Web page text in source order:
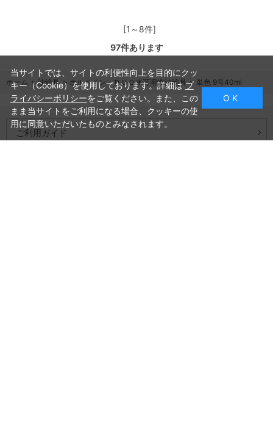
[1～8件]
97件あります
ホーム >油絵具 > ホルベイン・ＤＵＯ水可溶性油絵具 > 単色 9号40ml
ご利用ガイド
当サイトでは、サイトの利便性向上を目的にクッ
キー（Cookie）を使用しております。詳細はプ
ライバシーポリシーをご覧ください。また、この
まま当サイトをご利用になる場合、クッキーの使
用に同意いただいたものとみなされます。
O K